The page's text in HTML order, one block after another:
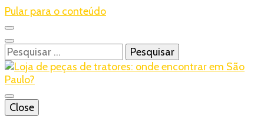
Pular para o conteúdo
Pesquisar
por:
Blog – Realtrac
Close